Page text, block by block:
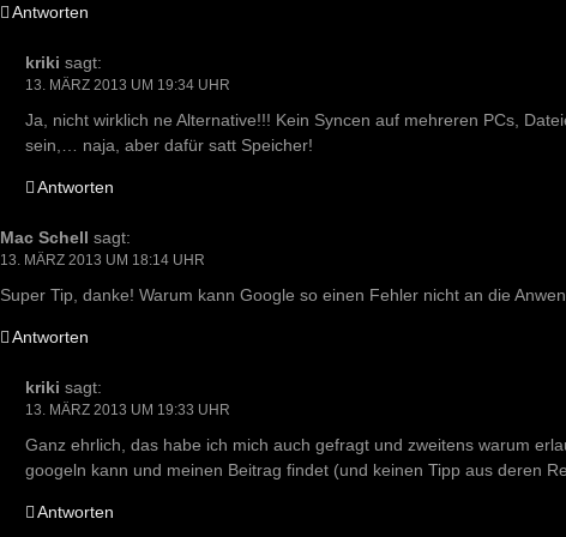
Antworten
kriki sagt:
13. MÄRZ 2013 UM 19:34 UHR
Ja, nicht wirklich ne Alternative!!! Kein Syncen auf mehreren PCs,
sein,… naja, aber dafür satt Speicher!
Antworten
Mac Schell sagt:
13. MÄRZ 2013 UM 18:14 UHR
Super Tip, danke! Warum kann Google so einen Fehler nicht an die
Antworten
kriki sagt:
13. MÄRZ 2013 UM 19:33 UHR
Ganz ehrlich, das habe ich mich auch gefragt und zweitens warum
googeln kann und meinen Beitrag findet (und keinen Tipp aus deren
Antworten